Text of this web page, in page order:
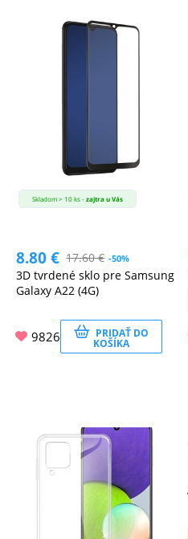
Skladom > 10 ks -zajtra u Vás
8.80€ 17.60€ -50%
3D tvrdené sklo pre Samsung
Galaxy A22 (4G)
9826 PRIDAŤ DO
KOŠÍKA